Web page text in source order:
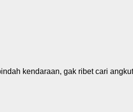
kendaraan, gak ribet cari